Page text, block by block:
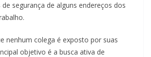
segurança de alguns endereços dos
nenhum colega é exposto por suas
objetivo é a busca ativa de